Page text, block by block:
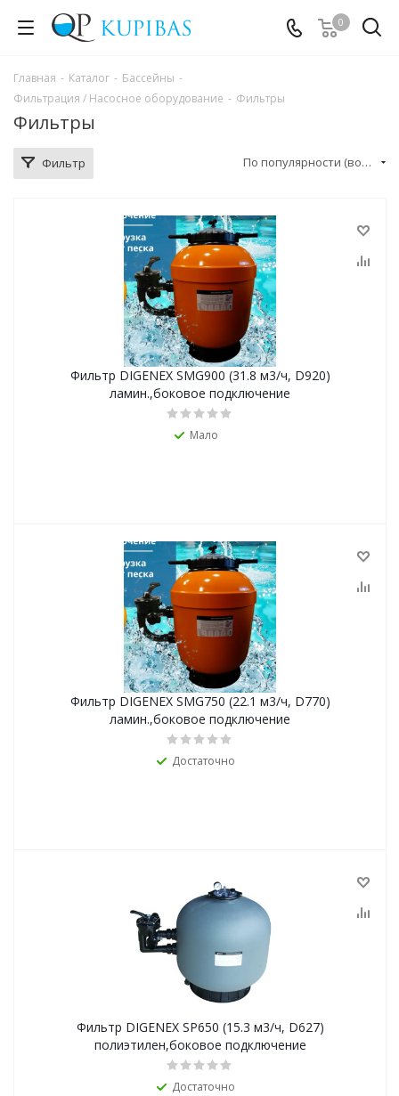
0
Главная - Каталог - Бассейны -
Фильтрация / Насосное оборудование - Фильтры
Фильтры
Фильтр По популярности (возрастание)
Фильтр DIGENEX SMG900 (31.8 м3/ч, D920)
ламин.,боковое подключение
Мало
Фильтр DIGENEX SMG750 (22.1 м3/ч, D770)
ламин.,боковое подключение
Достаточно
Фильтр DIGENEX SP650 (15.3 м3/ч, D627)
полиэтилен,боковое подключение
Достаточно